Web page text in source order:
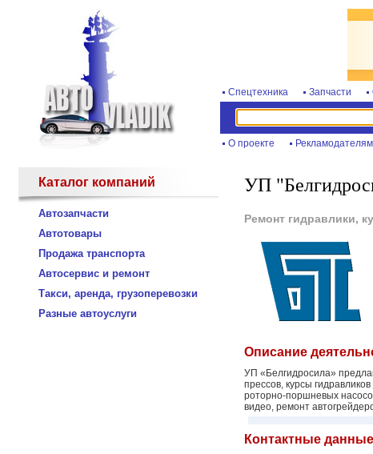
Спецтехника Запчасти
О проекте Рекламодателям
Каталог компаний
Автозапчасти
Автотовары
Продажа транспорта
Автосервис и ремонт
Такси, аренда, грузоперевозки
Разные автоуслуги
УП
Ремонт гидравлики,
Описание
УП «Белгидросила»
прессов, курсы
роторно-поршневых
видео, ремонт
Контактные